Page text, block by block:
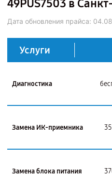
49PUS7503 в
Дата обновления прайса:
Услуги
Диагностика
Замена ИК-приемника
Замена блока питания